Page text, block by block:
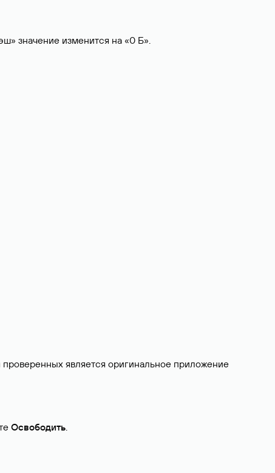
значение изменится на «0 Б».
является оригинальное приложение
Освободить.